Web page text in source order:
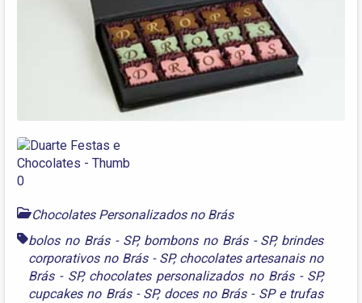
Chocolates Personalizados no Brás
bolos no Brás - SP, bombons no Brás - SP, brindes
corporativos no Brás - SP, chocolates artesanais no
Brás - SP, chocolates personalizados no Brás - SP,
cupcakes no Brás - SP, doces no Brás - SPe trufas